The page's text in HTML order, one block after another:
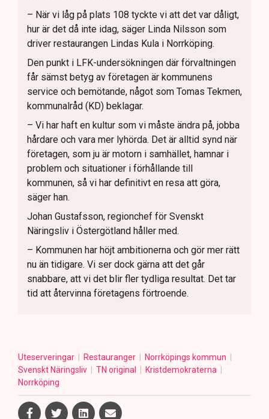
– När vi låg på plats 108 tyckte vi att det var dåligt,
hur är det då inte idag, säger Linda Nilsson som
driver restaurangen Lindas Kula i Norrköping.
Den punkt i LFK-undersökningen där förvaltningen
får sämst betyg av företagen är kommunens
service och bemötande, något som Tomas Tekmen,
kommunalråd (KD) beklagar.
– Vi har haft en kultur som vi måste ändra på, jobba
hårdare och vara mer lyhörda. Det är alltid synd när
företagen, som ju är motorn i samhället, hamnar i
problem och situationer i förhållande till
kommunen, så vi har definitivt en resa att göra,
säger han.
Johan Gustafsson, regionchef för Svenskt
Näringsliv i Östergötland håller med.
– Kommunen har höjt ambitionerna och gör mer rätt
nu än tidigare. Vi ser dock gärna att det går
snabbare, att vi det blir fler tydliga resultat. Det tar
tid att återvinna företagens förtroende.
Uteserveringar Restauranger
Norrköpings kommun
Svenskt Näringsliv
TN original
Kristdemokraterna
Norrköping